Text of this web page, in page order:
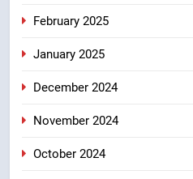
February 2025
January 2025
December 2024
November 2024
October 2024